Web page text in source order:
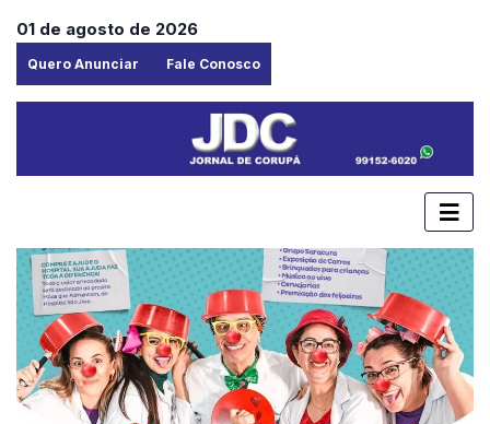
01 de agosto de 2026
Quero Anunciar Fale Conosco